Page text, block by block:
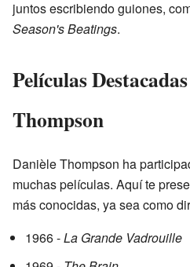
juntos escribiendo guiones,
Season's Beatings.
Películas
Thompson
Danièle Thompson ha
muchas películas. Aquí te
más conocidas, ya sea como
1966 -La Grande Vadrouille